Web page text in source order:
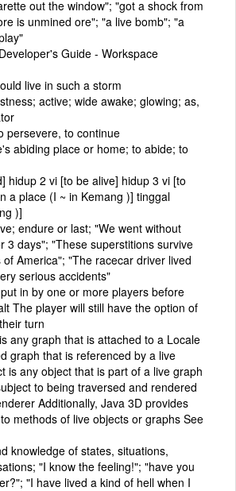
out the window"; "got a shock from
is unmined ore"; "a live bomb"; "a
Guide - Workspace
live in such a storm
active; wide awake; glowing; as,
persevere, to continue
abiding place or home; to abide; to
hidup 2 vi [to be alive] hidup 3 vi [to
a place (I ~ in Kemang )] tinggal
)]
endure or last; "We went without
3 days"; "These superstitions survive
America"; "The racecar driver lived
serious accidents"
in by one or more players before
The player will still have the option of
turn
any graph that is attached to a Locale
graph that is referenced by a live
is any object that is part of a live graph
to being traversed and rendered
Additionally, Java 3D provides
methods of live objects or graphs See
knowledge of states, situations,
"I know the feeling!"; "have you
"I have lived a kind of hell when I